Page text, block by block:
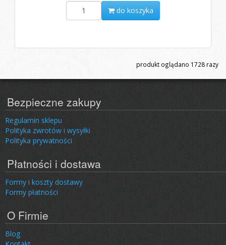
do koszyka
produkt oglądano 1728 razy
Bezpieczne zakupy
Regulamin sklepu
Polityka zwrotów i wysyłki
Polityka prywatności
Płatności i dostawa
Formy i koszty dostawy
Formy płatności
O Firmie
Blog